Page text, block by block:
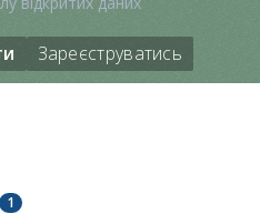
Зареєструватись
1